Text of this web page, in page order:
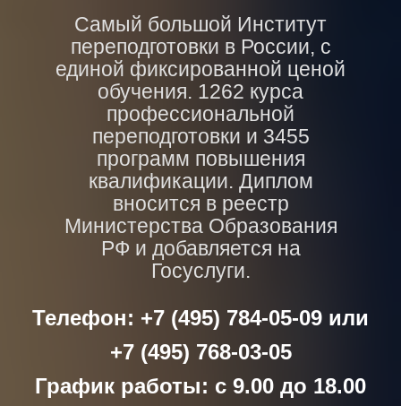
Самый большой Институт
переподготовки в России, с
единой фиксированной ценой
обучения. 1262 курса
профессиональной
переподготовки и 3455
программ повышения
квалификации. Диплом
вносится в реестр
Министерства Образования
РФ и добавляется на
Госуслуги.
Телефон: +7 (495) 784-05-09 или
+7 (495) 768-03-05
График работы: с 9.00 до 18.00